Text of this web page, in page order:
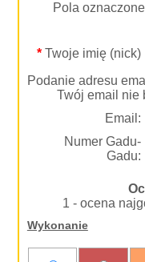
Pola oznaczone
*Twoje imię (nick)
Podanie adresu
Twój email nie
Email:
Numer Gadu-
Gadu:
1 - ocena
Wykonanie